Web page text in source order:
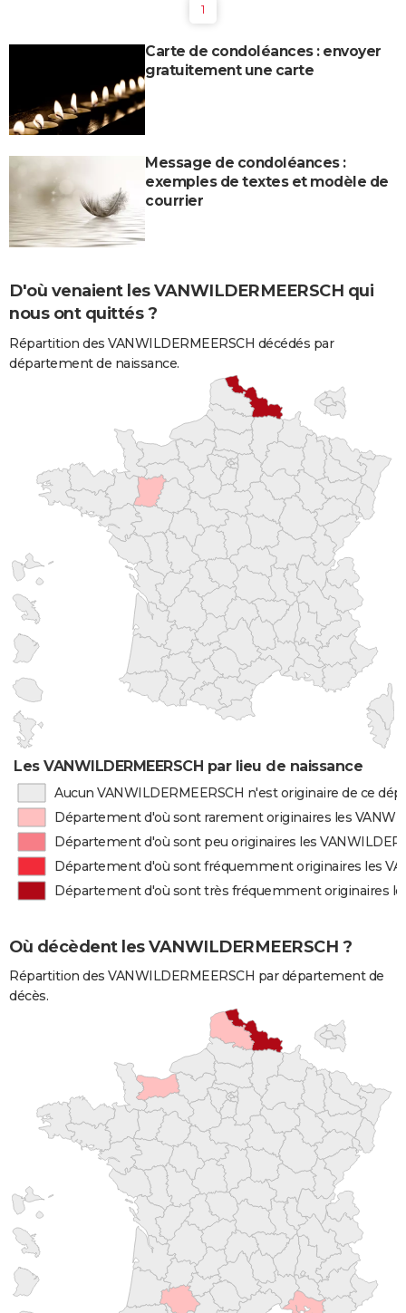
1
Carte de condoléances : envoyer
gratuitement une carte
Message de condoléances :
exemples de textes et modèle de
courrier
D'où venaient les VANWILDERMEERSCH qui
nous ont quittés ?
Répartition des VANWILDERMEERSCH décédés par
département de naissance.
Les VANWILDERMEERSCH par lieu de naissance
Aucun VANWILDERMEERSCH n'est originaire de ce
Département d'où sont rarement originaires les
Département d'où sont peu originaires les
Département d'où sont fréquemment originaires les
Département d'où sont très fréquemment originaires
Où décèdent les VANWILDERMEERSCH ?
Répartition des VANWILDERMEERSCH par département de
décès.